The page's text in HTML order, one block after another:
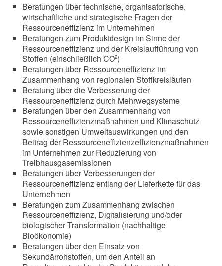
Beratungen über technische, organisatorische,
wirtschaftliche und strategische Fragen der
Ressourceneffizienz im Unternehmen
Beratungen zum Produktdesign im Sinne der
Ressourceneffizienz und der Kreislaufführung von
Stoffen (einschließlich CO2)
Beratungen über Ressourceneffizienz im
Zusammenhang von regionalen Stoffkreisläufen
Beratung über die Verbesserung der
Ressourceneffizienz durch Mehrwegsysteme
Beratungen über den Zusammenhang von
Ressourceneffizienzmaßnahmen und Klimaschutz
sowie sonstigen Umweltauswirkungen und den
Beitrag der Ressourceneffizienzeffizienzmaßnahmen
im Unternehmen zur Reduzierung von
Treibhausgasemissionen
Beratungen über Verbesserungen der
Ressourceneffizienz entlang der Lieferkette für das
Unternehmen
Beratungen zum Zusammenhang zwischen
Ressourceneffizienz, Digitalisierung und/oder
biologischer Transformation (nachhaltige
Bioökonomie)
Beratungen über den Einsatz von
Sekundärrohstoffen, um den Anteil an